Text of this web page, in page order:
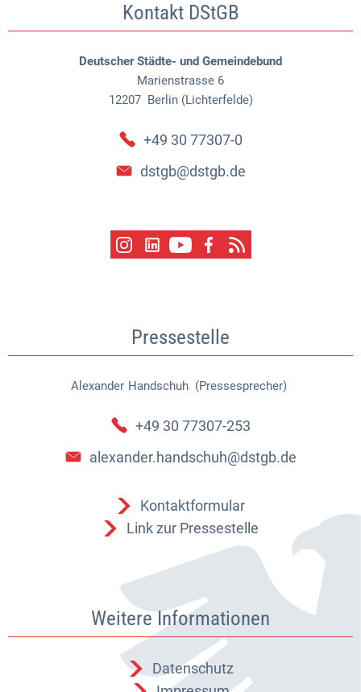
Kontakt DStGB
Deutscher Städte- und Gemeindebund
Marienstrasse 6
12207 Berlin (Lichterfelde)
+49 30 77307-0
dstgb@dstgb.de
Pressestelle
Alexander Handschuh (Pressesprecher)
Alexander Handschuh
+49 30 77307-253
alexander.handschuh@dstgb.de
Kontaktformular
Link zur Pressestelle
Weitere Informationen
Datenschutz